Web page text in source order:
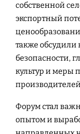
собственной
экспортный
также обсудили
безопасности,
культур и меры
Форум стал
опытом и